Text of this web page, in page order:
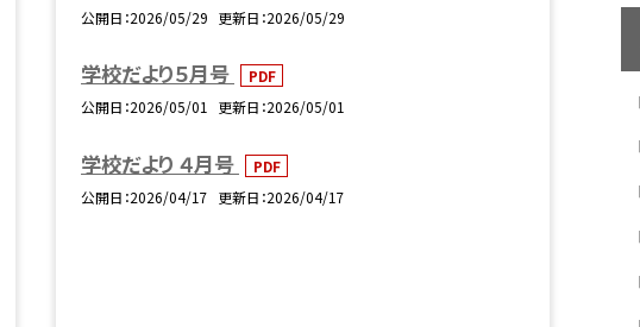
公開日 2026/05/29 更新日 2026/05/29
学校だより５月号
PDF
公開日 2026/05/01 更新日 2026/05/01
学校だより ４月号
PDF
公開日 2026/04/17 更新日 2026/04/17